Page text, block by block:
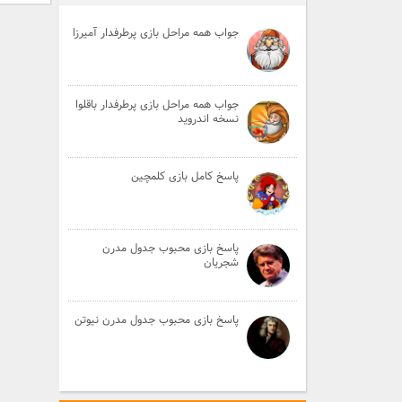
جواب همه مراحل بازی پرطرفدار آمیرزا
جواب همه مراحل بازی پرطرفدار باقلوا
نسخه اندروید
پاسخ کامل بازی کلمچین
پاسخ بازی محبوب جدول مدرن
شجریان
پاسخ بازی محبوب جدول مدرن نیوتن